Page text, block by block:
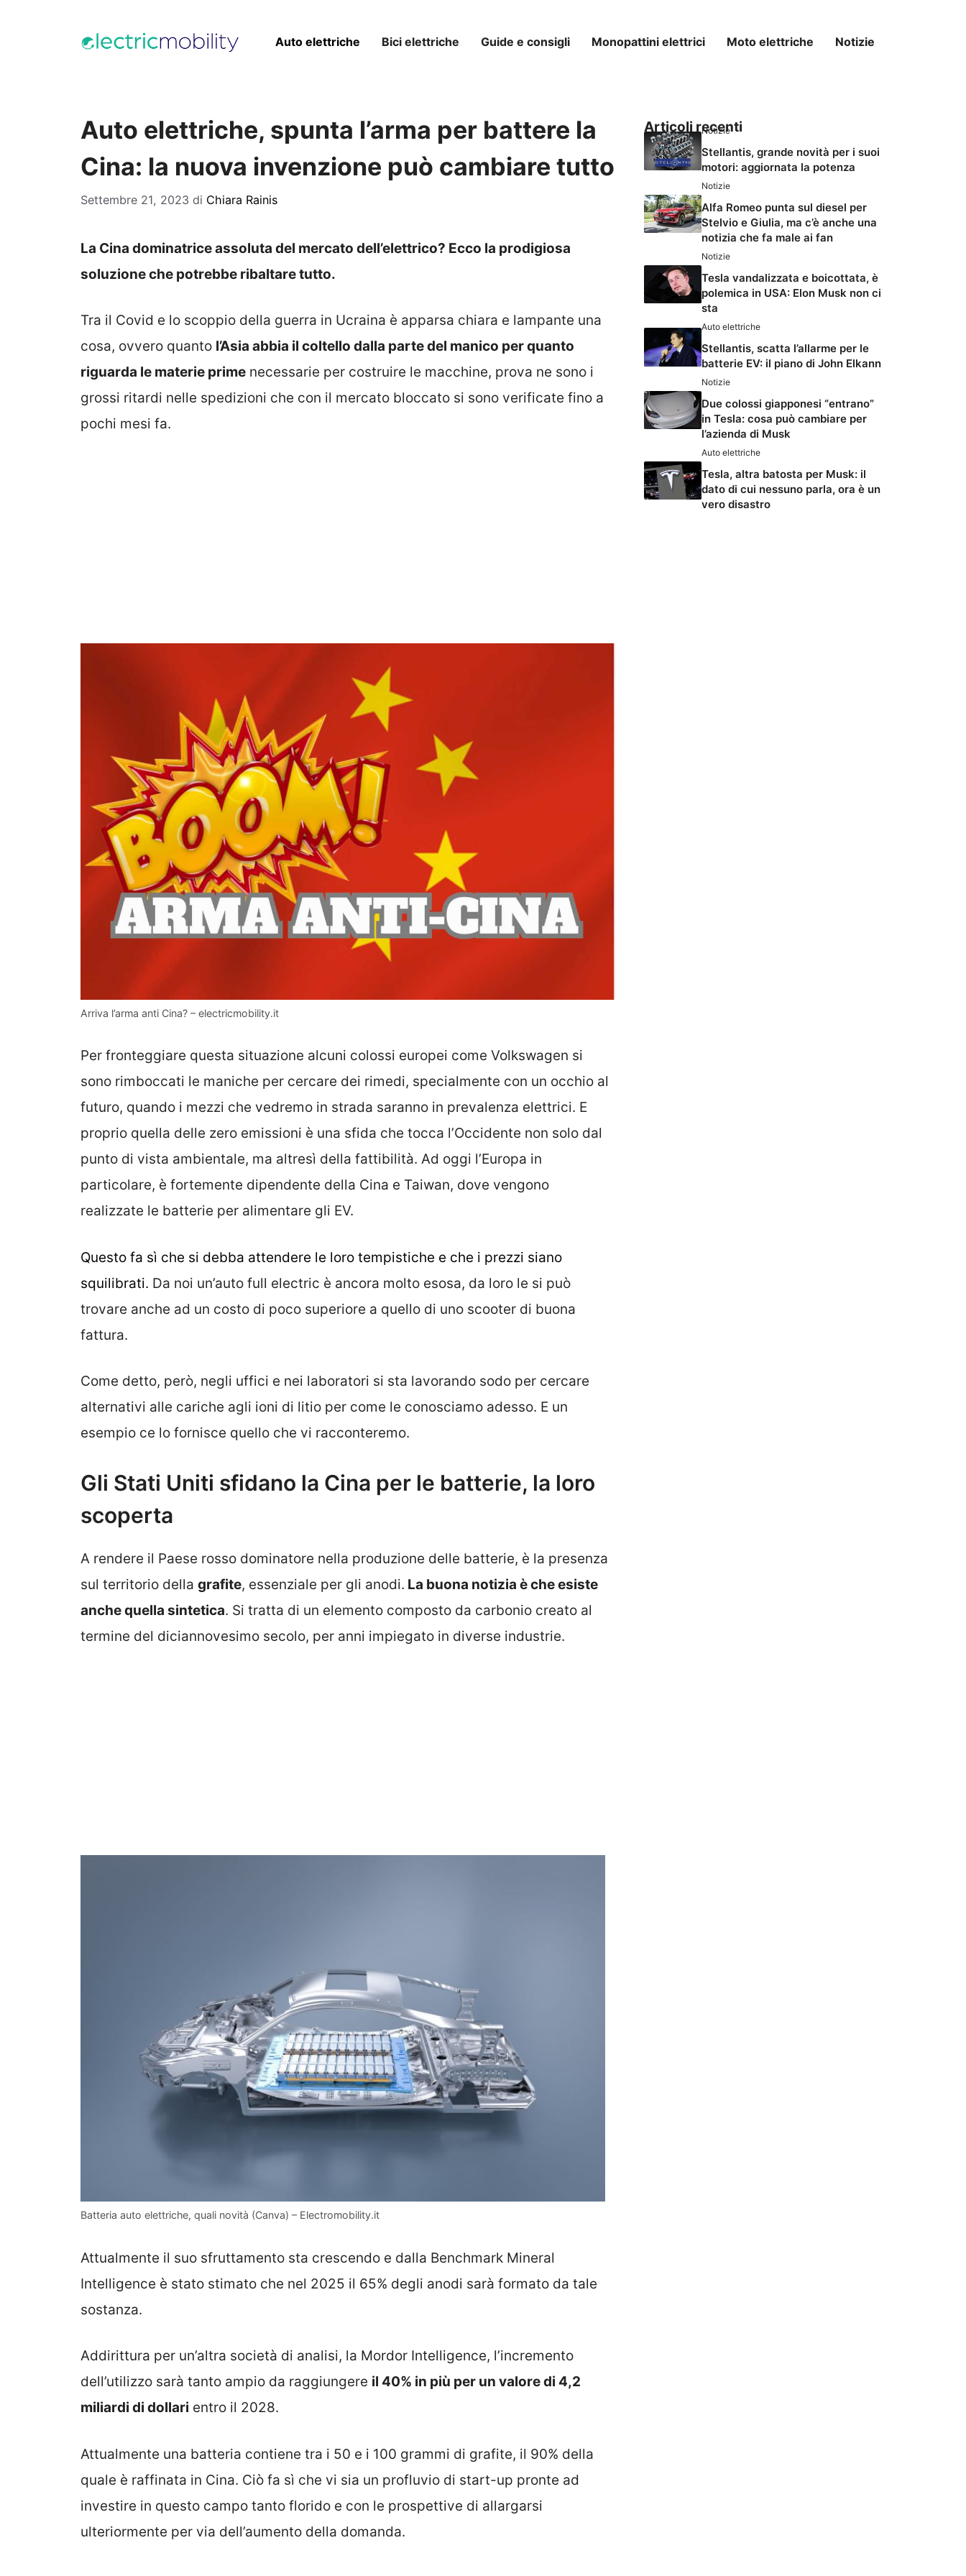
Auto elettriche Bici elettriche Guide e consigli Monopattini elettrici Moto elettriche Notizie
Auto elettriche, spunta l’arma per battere la
Cina: la nuova invenzione può cambiare tutto
Settembre 21, 2023 di Chiara Rainis
La Cina dominatrice assoluta del mercato dell’elettrico? Ecco la prodigiosa
soluzione che potrebbe ribaltare tutto.
Tra il Covid e lo scoppio della guerra in Ucraina è apparsa chiara e lampante una
cosa, ovvero quanto l’Asia abbia il coltello dalla parte del manico per quanto
riguarda le materie prime necessarie per costruire le macchine, prova ne sono i
grossi ritardi nelle spedizioni che con il mercato bloccato si sono verificate fino a
pochi mesi fa.
Arriva l’arma anti Cina? – electricmobility.it
Per fronteggiare questa situazione alcuni colossi europei come Volkswagen si
sono rimboccati le maniche per cercare dei rimedi, specialmente con un occhio al
futuro, quando i mezzi che vedremo in strada saranno in prevalenza elettrici. E
proprio quella delle zero emissioni è una sfida che tocca l’Occidente non solo dal
punto di vista ambientale, ma altresì della fattibilità. Ad oggi l’Europa in
particolare, è fortemente dipendente della Cina e Taiwan, dove vengono
realizzate le batterie per alimentare gli EV.
Questo fa sì che si debba attendere le loro tempistiche e che i prezzi siano
squilibrati. Da noi un’auto full electric è ancora molto esosa, da loro le si può
trovare anche ad un costo di poco superiore a quello di uno scooter di buona
fattura.
Come detto, però, negli uffici e nei laboratori si sta lavorando sodo per cercare
alternativi alle cariche agli ioni di litio per come le conosciamo adesso. E un
esempio ce lo fornisce quello che vi racconteremo.
Gli Stati Uniti sfidano la Cina per le batterie, la loro
scoperta
A rendere il Paese rosso dominatore nella produzione delle batterie, è la presenza
sul territorio della grafite, essenziale per gli anodi. La buona notizia è che esiste
anche quella sintetica. Si tratta di un elemento composto da carbonio creato al
termine del diciannovesimo secolo, per anni impiegato in diverse industrie.
Batteria auto elettriche, quali novità (Canva) – Electromobility.it
Attualmente il suo sfruttamento sta crescendo e dalla Benchmark Mineral
Intelligence è stato stimato che nel 2025 il 65% degli anodi sarà formato da tale
sostanza.
Addirittura per un’altra società di analisi, la Mordor Intelligence, l’incremento
dell’utilizzo sarà tanto ampio da raggiungere il 40% in più per un valore di 4,2
miliardi di dollari entro il 2028.
Attualmente una batteria contiene tra i 50 e i 100 grammi di grafite, il 90% della
quale è raffinata in Cina. Ciò fa sì che vi sia un profluvio di start-up pronte ad
investire in questo campo tanto florido e con le prospettive di allargarsi
ulteriormente per via dell’aumento della domanda.
Articoli recenti
Notizie
Stellantis, grande novità per i suoi
motori: aggiornata la potenza
Notizie
Alfa Romeo punta sul diesel per
Stelvio e Giulia, ma c’è anche una
notizia che fa male ai fan
Notizie
Tesla vandalizzata e boicottata, è
polemica in USA: Elon Musk non ci
sta
Auto elettriche
Stellantis, scatta l’allarme per le
batterie EV: il piano di John Elkann
Notizie
Due colossi giapponesi “entrano”
in Tesla: cosa può cambiare per
l’azienda di Musk
Auto elettriche
Tesla, altra batosta per Musk: il
dato di cui nessuno parla, ora è un
vero disastro